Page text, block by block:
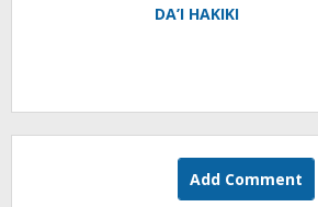
DA’I HAKIKI
Add Comment